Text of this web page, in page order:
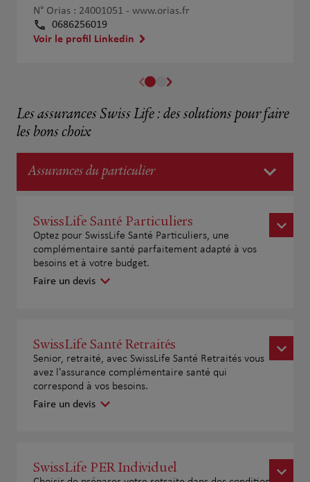
N° Orias : 24001051 - www.orias.fr
0686256019
Voir le profil Linkedin
Les assurances Swiss Life : des solutions pour faire
les bons choix
Assurances du particulier
SwissLife Santé Particuliers
Optez pour SwissLife Santé Particuliers, une
complémentaire santé parfaitement adapté à vos
besoins et à votre budget.
Faire un devis
SwissLife Santé Retraités
Senior, retraité, avec SwissLife Santé Retraités vous
avez l'assurance complémentaire santé qui
correspond à vos besoins.
Faire un devis
SwissLife PER Individuel